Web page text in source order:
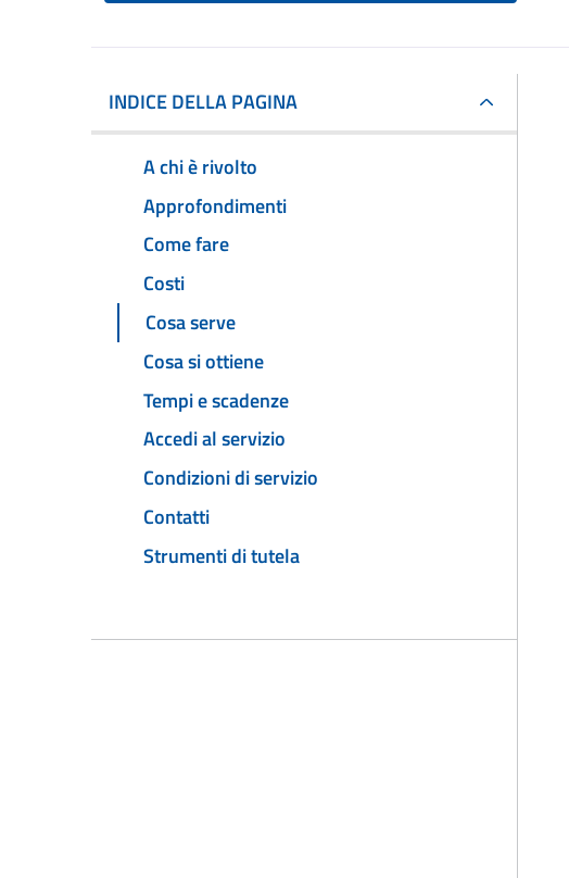
INDICE DELLA PAGINA
A chi è rivolto
Approfondimenti
Come fare
Costi
Cosa serve
Cosa si ottiene
Tempi e scadenze
Accedi al servizio
Condizioni di servizio
Contatti
Strumenti di tutela